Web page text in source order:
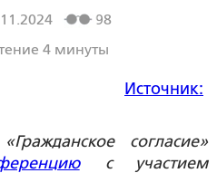
98
4 минуты
Источник:
согласие»
с участием